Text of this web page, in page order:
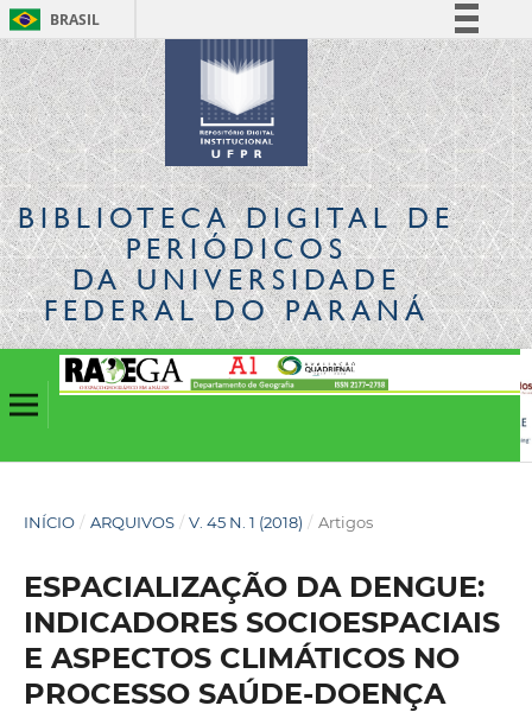
BRASIL
Simplifique!
Comunica BR
Participe
Acesso à informação
Legislação
Canais
BIBLIOTECA DIGITALDE
PERIÓDICOS
DA UNIVERSIDADE
FEDERAL DO PARANÁ
INÍCIO / ARQUIVOS / V. 45 N. 1 (2018) / Artigos
ESPACIALIZAÇÃO DA DENGUE:
INDICADORES SOCIOESPACIAIS
E ASPECTOS CLIMÁTICOS NO
PROCESSO SAÚDE-DOENÇA